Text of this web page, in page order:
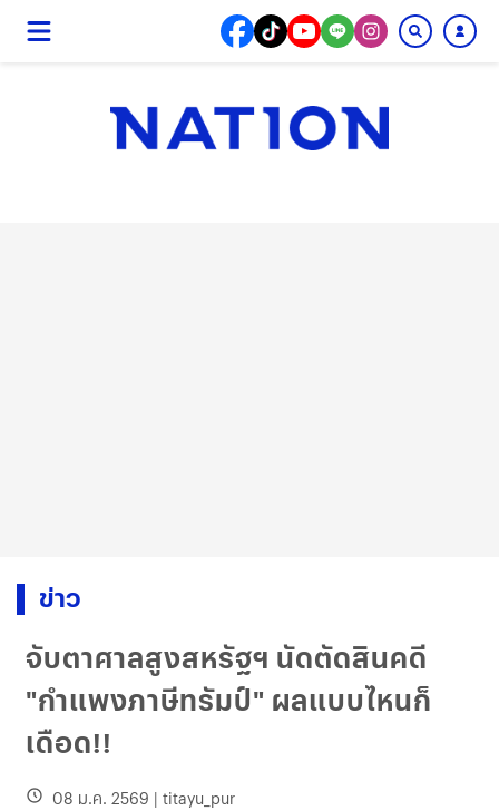
ข่าว
จับตาศาลสูงสหรัฐฯ นัดตัดสินคดี
"กำแพงภาษีทรัมป์" ผลแบบไหนก็
เดือด!!
08 ม.ค. 2569 | titayu_pur